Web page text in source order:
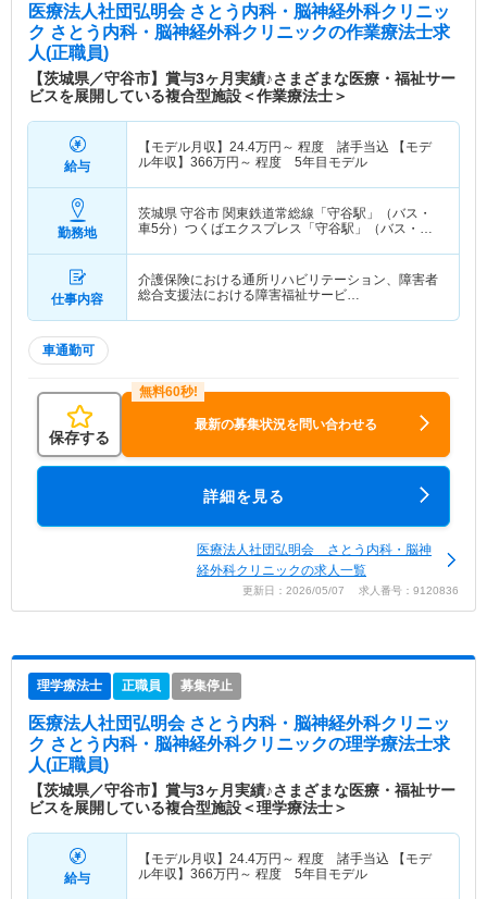
医療法人社団弘明会 さとう内科・脳神経外科クリニッ
ク さとう内科・脳神経外科クリニックの作業療法士求
人(正職員)
【茨城県／守谷市】賞与3ヶ月実績♪さまざまな医療・福祉サー
ビスを展開している複合型施設＜作業療法士＞
給与
【モデル月収】 24.4万円～ 程度 諸手当込 【モデ
ル年収】 366万円～ 程度 5年目モデル
勤務地
茨城県 守谷市 関東鉄道常総線「守谷駅」（バス・
車5分）つくばエクスプレス「守谷駅」（バス・車5
仕事内容
介護保険における通所リハビリテーション、障害者
総合支援法における障害福祉サービ…
車通勤可
保存する
最新の募集状況を問い合わせる
詳細を見る
医療法人社団弘明会 さとう内科・脳神
経外科クリニックの求人一覧
更新日：2026/05/07 求人番号：9120836
理学療法士 正職員 募集停止
医療法人社団弘明会 さとう内科・脳神経外科クリニッ
ク さとう内科・脳神経外科クリニックの理学療法士求
人(正職員)
【茨城県／守谷市】賞与3ヶ月実績♪さまざまな医療・福祉サー
ビスを展開している複合型施設＜理学療法士＞
給与
【モデル月収】 24.4万円～ 程度 諸手当込 【モデ
ル年収】 366万円～ 程度 5年目モデル